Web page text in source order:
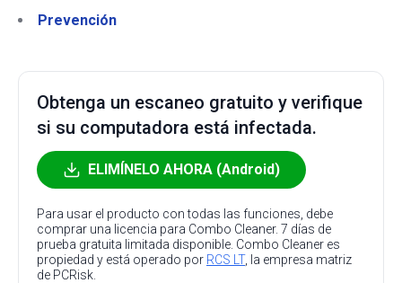
Prevención
Obtenga un escaneo gratuito y verifique
si su computadora está infectada.
ELIMÍNELO AHORA (Android)
Para usar el producto con todas las funciones, debe
comprar una licencia para Combo Cleaner. 7 días de
prueba gratuita limitada disponible. Combo Cleaner es
propiedad y está operado por RCS LT, la empresa matriz
de PCRisk.